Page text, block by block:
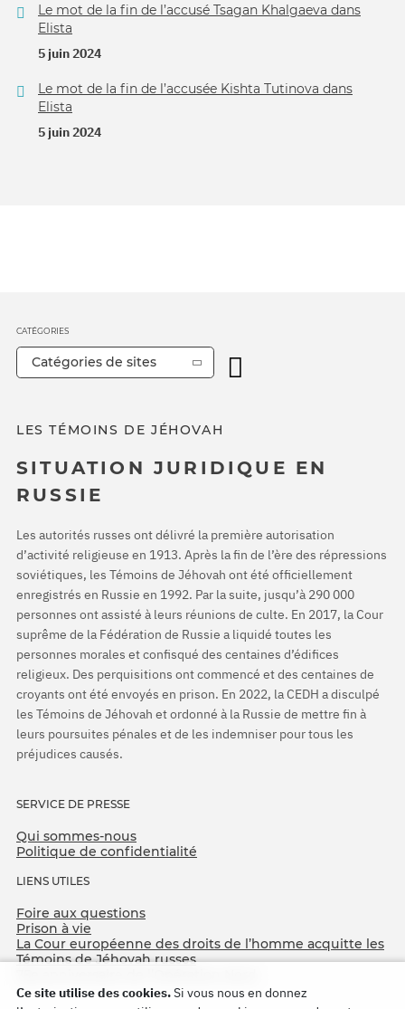
Le mot de la fin de l’accusé Tsagan Khalgaeva dans
Elista
5 juin 2024
Le mot de la fin de l’accusée Kishta Tutinova dans
Elista
5 juin 2024
LES TÉMOINS DE JÉHOVAH
SITUATION JURIDIQUE EN
RUSSIE
Les autorités russes ont délivré la première autorisation
d’activité religieuse en 1913. Après la fin de l’ère des répressions
soviétiques, les Témoins de Jéhovah ont été officiellement
enregistrés en Russie en 1992. Par la suite, jusqu’à 290 000
personnes ont assisté à leurs réunions de culte. En 2017, la Cour
suprême de la Fédération de Russie a liquidé toutes les
personnes morales et confisqué des centaines d’édifices
religieux. Des perquisitions ont commencé et des centaines de
croyants ont été envoyés en prison. En 2022, la CEDH a disculpé
les Témoins de Jéhovah et ordonné à la Russie de mettre fin à
leurs poursuites pénales et de les indemniser pour tous les
préjudices causés.
SERVICE DE PRESSE
Qui sommes-nous
Politique de confidentialité
LIENS UTILES
Foire aux questions
Prison à vie
La Cour européenne des droits de l’homme acquitte les
Témoins de Jéhovah russes
CATÉGORIES
Catégories de sites
Ce site utilise des cookies.Si vous nous en donnez